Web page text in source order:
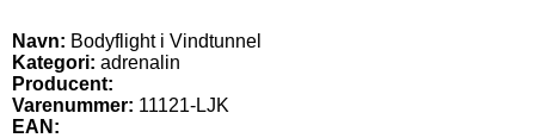
Navn: Bodyflight i Vindtunnel
Kategori: adrenalin
Producent:
Varenummer: 11121-LJK
EAN: